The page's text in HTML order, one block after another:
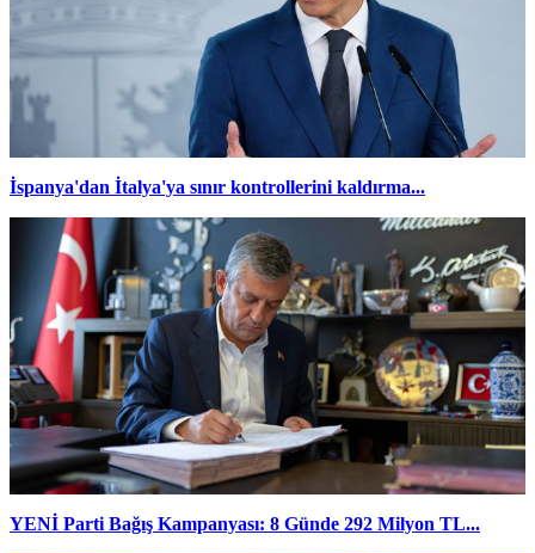
İspanya'dan İtalya'ya sınır kontrollerini kaldırma...
YENİ Parti Bağış Kampanyası: 8 Günde 292 Milyon TL...